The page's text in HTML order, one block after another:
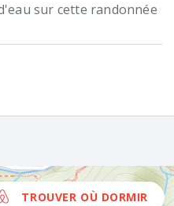
sur cette randonnée
TROUVER OÙ DORMIR